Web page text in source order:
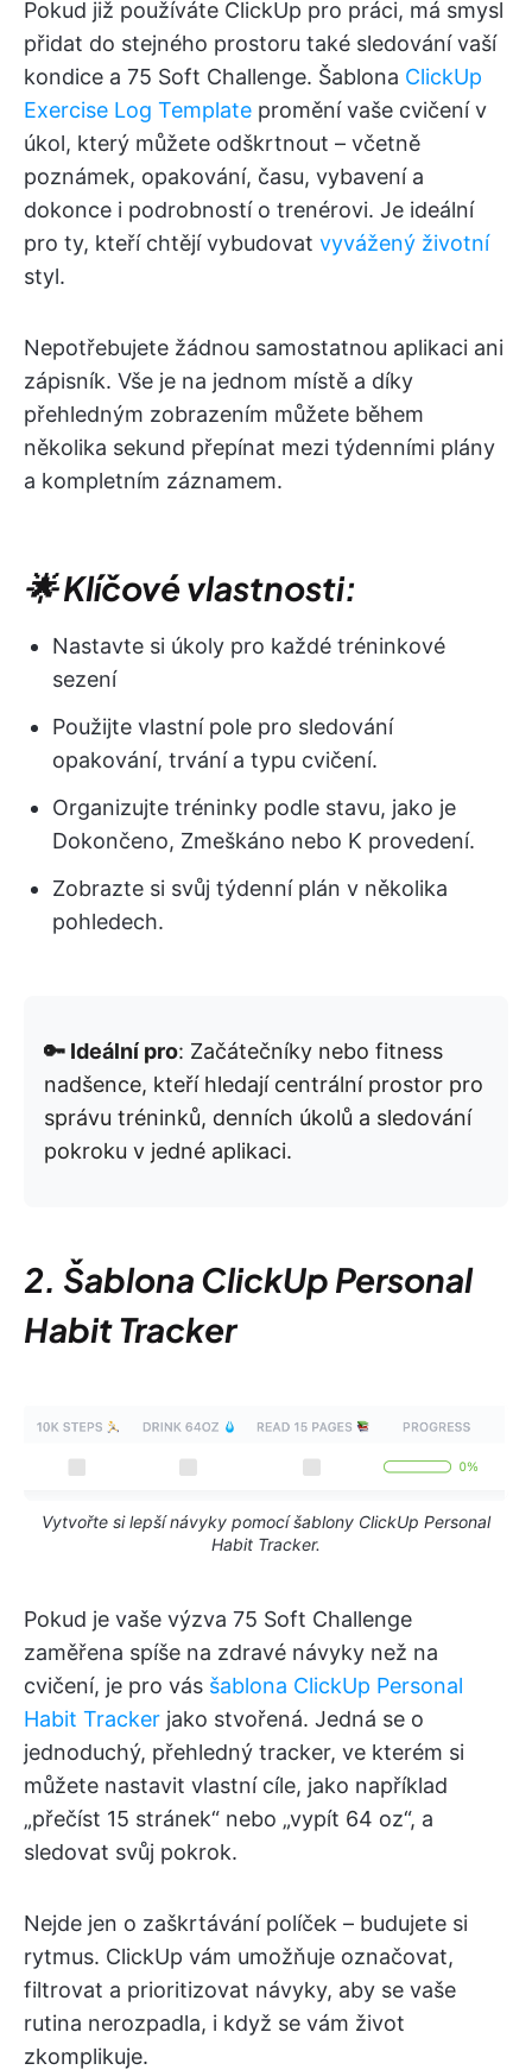
Pokud již používáte ClickUp pro práci, má smysl
přidat do stejného prostoru také sledování vaší
kondice a 75 Soft Challenge. Šablona ClickUp
Exercise Log Template promění vaše cvičení v
úkol, který můžete odškrtnout – včetně
poznámek, opakování, času, vybavení a
dokonce i podrobností o trenérovi. Je ideální
pro ty, kteří chtějí vybudovat vyvážený životní
styl.
Nepotřebujete žádnou samostatnou aplikaci ani
zápisník. Vše je na jednom místě a díky
přehledným zobrazením můžete během
několika sekund přepínat mezi týdenními plány
a kompletním záznamem.
🌟 Klíčové vlastnosti:
Nastavte si úkoly pro každé tréninkové
sezení
Použijte vlastní pole pro sledování
opakování, trvání a typu cvičení.
Organizujte tréninky podle stavu, jako je
Dokončeno, Zmeškáno nebo K provedení.
Zobrazte si svůj týdenní plán v několika
pohledech.
🔑 Ideální pro: Začátečníky nebo fitness
nadšence, kteří hledají centrální prostor pro
správu tréninků, denních úkolů a sledování
pokroku v jedné aplikaci.
2. Šablona ClickUp Personal
Habit Tracker
Vytvořte si lepší návyky pomocí šablony ClickUp Personal
Habit Tracker.
Pokud je vaše výzva 75 Soft Challenge
zaměřena spíše na zdravé návyky než na
cvičení, je pro vás šablona ClickUp Personal
Habit Tracker jako stvořená. Jedná se o
jednoduchý, přehledný tracker, ve kterém si
můžete nastavit vlastní cíle, jako například
„přečíst 15 stránek“ nebo „vypít 64 oz“, a
sledovat svůj pokrok.
Nejde jen o zaškrtávání políček – budujete si
rytmus. ClickUp vám umožňuje označovat,
filtrovat a prioritizovat návyky, aby se vaše
rutina nerozpadla, i když se vám život
zkomplikuje.